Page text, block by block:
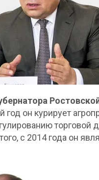
год он курирует
торговой
с 2014 года он